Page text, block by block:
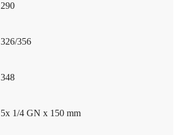
290
326/356
348
5x 1/4 GN x 150 mm